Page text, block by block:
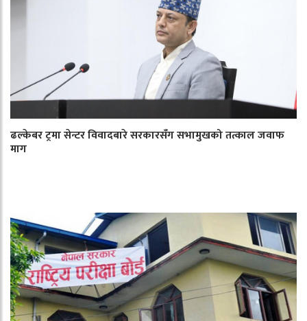
ढल्केबर ट्रमा सेन्टर विवादबारे सरकारसँग सभामुखको तत्काल जवाफ
माग